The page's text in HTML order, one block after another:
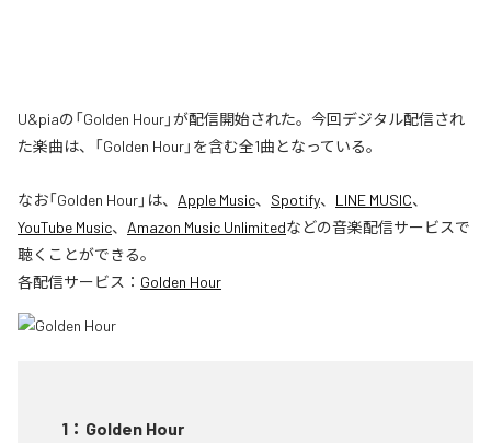
U&piaの「Golden Hour」が配信開始された。今回デジタル配信され
た楽曲は、「Golden Hour」を含む全1曲となっている。
なお「Golden Hour」は、 Apple Music、 Spotify、 LINE MUSIC、
YouTube Music、 Amazon Music Unlimitedなどの音楽配信サービスで
聴くことができる。
各配信サービス： Golden Hour
1 ： Golden Hour